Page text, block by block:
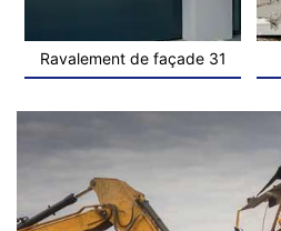
Ravalement de façade 31